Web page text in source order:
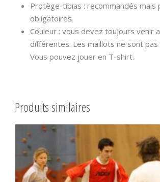
Protège-tibias : recommandés mais
obligatoires
Couleur : vous devez toujours venir
différentes. Les maillots ne sont
Vous pouvez jouer en T-shirt.
Produits similaires